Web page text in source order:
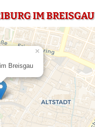
IM BREISGAU
Breisgau
×